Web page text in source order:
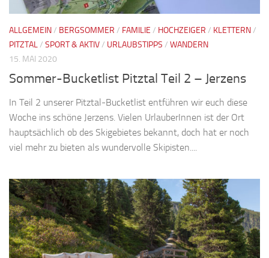
ALLGEMEIN/ BERGSOMMER / FAMILIE / HOCHZEIGER / KLETTERN/
PITZTAL/ SPORT & AKTIV/ URLAUBSTIPPS / WANDERN
15. MAI 2020
Sommer-Bucketlist Pitztal Teil 2 – Jerzens
In Teil 2 unserer Pitztal-Bucketlist entführen wir euch diese
Woche ins schöne Jerzens. Vielen UrlauberInnen ist der Ort
hauptsächlich ob des Skigebietes bekannt, doch hat er noch
viel mehr zu bieten als wundervolle Skipisten....